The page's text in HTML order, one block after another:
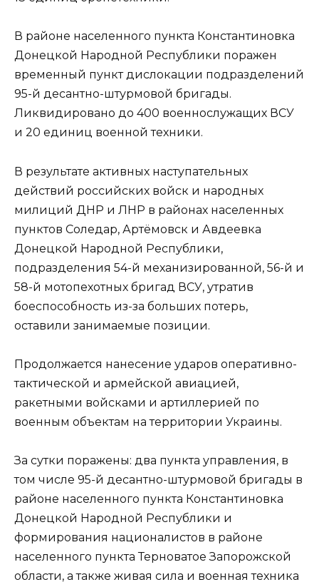
В районе населенного пункта Константиновка
Донецкой Народной Республики поражен
временный пункт дислокации подразделений
95-й десантно-штурмовой бригады.
Ликвидировано до 400 военнослужащих ВСУ
и 20 единиц военной техники.
В результате активных наступательных
действий российских войск и народных
милиций ДНР и ЛНР в районах населенных
пунктов Соледар, Артёмовск и Авдеевка
Донецкой Народной Республики,
подразделения 54-й механизированной, 56-й и
58-й мотопехотных бригад ВСУ, утратив
боеспособность из-за больших потерь,
оставили занимаемые позиции.
Продолжается нанесение ударов оперативно-
тактической и армейской авиацией,
ракетными войсками и артиллерией по
военным объектам на территории Украины.
За сутки поражены: два пункта управления, в
том числе 95-й десантно-штурмовой бригады в
районе населенного пункта Константиновка
Донецкой Народной Республики и
формирования националистов в районе
населенного пункта Терноватое Запорожской
области, а также живая сила и военная техника